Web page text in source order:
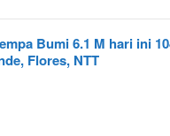
Bumi 6.1 M hari ini
Flores, NTT